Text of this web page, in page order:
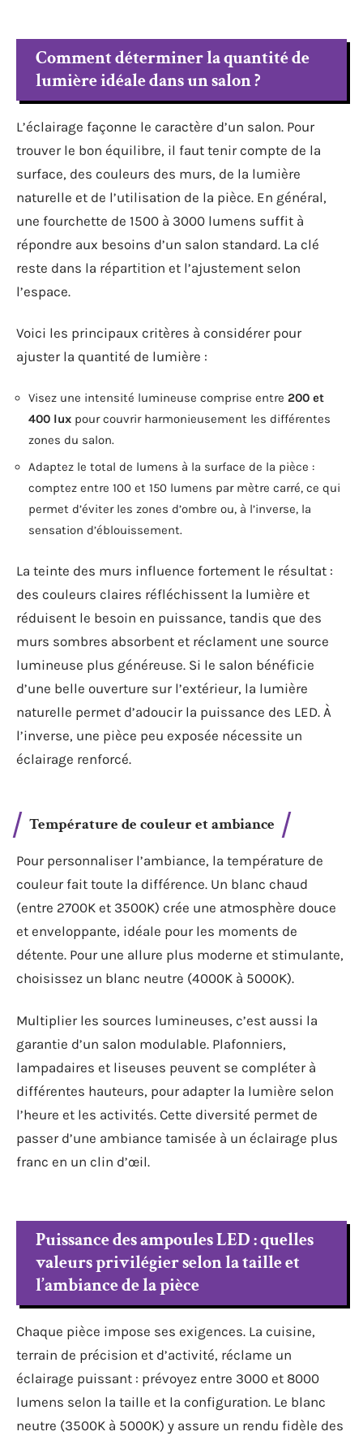
Comment déterminer la quantité de
lumière idéale dans un salon ?
L’éclairage façonne le caractère d’un salon. Pour
trouver le bon équilibre, il faut tenir compte de la
surface, des couleurs des murs, de la lumière
naturelle et de l’utilisation de la pièce. En général,
une fourchette de 1500 à 3000 lumens suffit à
répondre aux besoins d’un salon standard. La clé
reste dans la répartition et l’ajustement selon
l’espace.
Voici les principaux critères à considérer pour
ajuster la quantité de lumière :
Visez une intensité lumineuse comprise entre 200 et
400 lux pour couvrir harmonieusement les différentes
zones du salon.
Adaptez le total de lumens à la surface de la pièce :
comptez entre 100 et 150 lumens par mètre carré, ce qui
permet d’éviter les zones d’ombre ou, à l’inverse, la
sensation d’éblouissement.
La teinte des murs influence fortement le résultat :
des couleurs claires réfléchissent la lumière et
réduisent le besoin en puissance, tandis que des
murs sombres absorbent et réclament une source
lumineuse plus généreuse. Si le salon bénéficie
d’une belle ouverture sur l’extérieur, la lumière
naturelle permet d’adoucir la puissance des LED. À
l’inverse, une pièce peu exposée nécessite un
éclairage renforcé.
Température de couleur et ambiance
Pour personnaliser l’ambiance, la température de
couleur fait toute la différence. Un blanc chaud
(entre 2700K et 3500K) crée une atmosphère douce
et enveloppante, idéale pour les moments de
détente. Pour une allure plus moderne et stimulante,
choisissez un blanc neutre (4000K à 5000K).
Multiplier les sources lumineuses, c’est aussi la
garantie d’un salon modulable. Plafonniers,
lampadaires et liseuses peuvent se compléter à
différentes hauteurs, pour adapter la lumière selon
l’heure et les activités. Cette diversité permet de
passer d’une ambiance tamisée à un éclairage plus
franc en un clin d’œil.
Puissance des ampoules LED : quelles
valeurs privilégier selon la taille et
l’ambiance de la pièce
Chaque pièce impose ses exigences. La cuisine,
terrain de précision et d’activité, réclame un
éclairage puissant : prévoyez entre 3000 et 8000
lumens selon la taille et la configuration. Le blanc
neutre (3500K à 5000K) y assure un rendu fidèle des